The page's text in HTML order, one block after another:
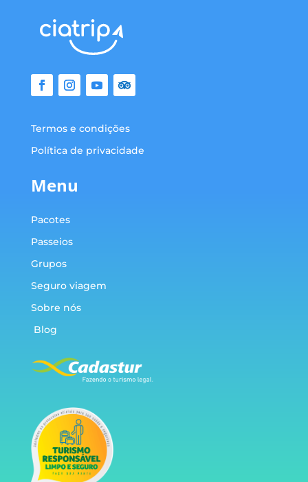
Termos e condições
Política de privacidade
Menu
Pacotes
Passeios
Grupos
Seguro viagem
Sobre nós
Blog